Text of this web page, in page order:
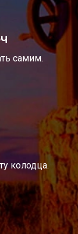
самим.
колодца.